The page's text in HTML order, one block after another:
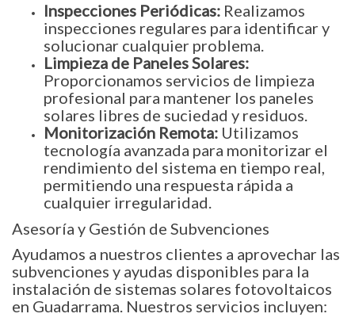
Inspecciones Periódicas: Realizamos
inspecciones regulares para identificar y
solucionar cualquier problema.
Limpieza de Paneles Solares:
Proporcionamos servicios de limpieza
profesional para mantener los paneles
solares libres de suciedad y residuos.
Monitorización Remota: Utilizamos
tecnología avanzada para monitorizar el
rendimiento del sistema en tiempo real,
permitiendo una respuesta rápida a
cualquier irregularidad.
Asesoría y Gestión de Subvenciones
Ayudamos a nuestros clientes a aprovechar las
subvenciones y ayudas disponibles para la
instalación de sistemas solares fotovoltaicos
en Guadarrama. Nuestros servicios incluyen: